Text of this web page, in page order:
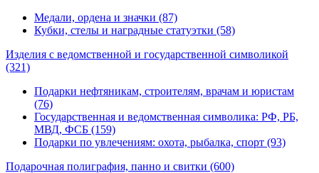
Медали, ордена и значки (87)
Кубки, стелы и наградные статуэтки (58)
Изделия с ведомственной и государственной символикой
(321)
Подарки нефтяникам, строителям, врачам и юристам
(76)
Государственная и ведомственная символика: РФ, РБ,
МВД, ФСБ (159)
Подарки по увлечениям: охота, рыбалка, спорт (93)
Подарочная полиграфия, панно и свитки (600)